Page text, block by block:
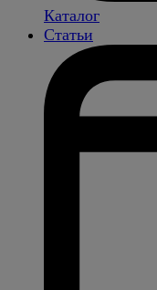
Каталог
Статьи